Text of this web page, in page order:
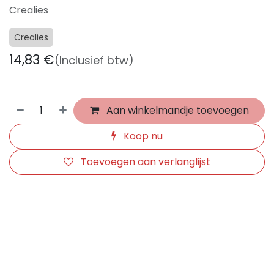
Crealies
Crealies
14,83 €(Inclusief btw)
Aan winkelmandje toevoegen
Koop nu
Toevoegen aan verlanglijst